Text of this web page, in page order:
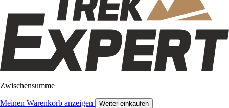
Zwischensumme
Meinen Warenkorb anzeigen Weiter einkaufen